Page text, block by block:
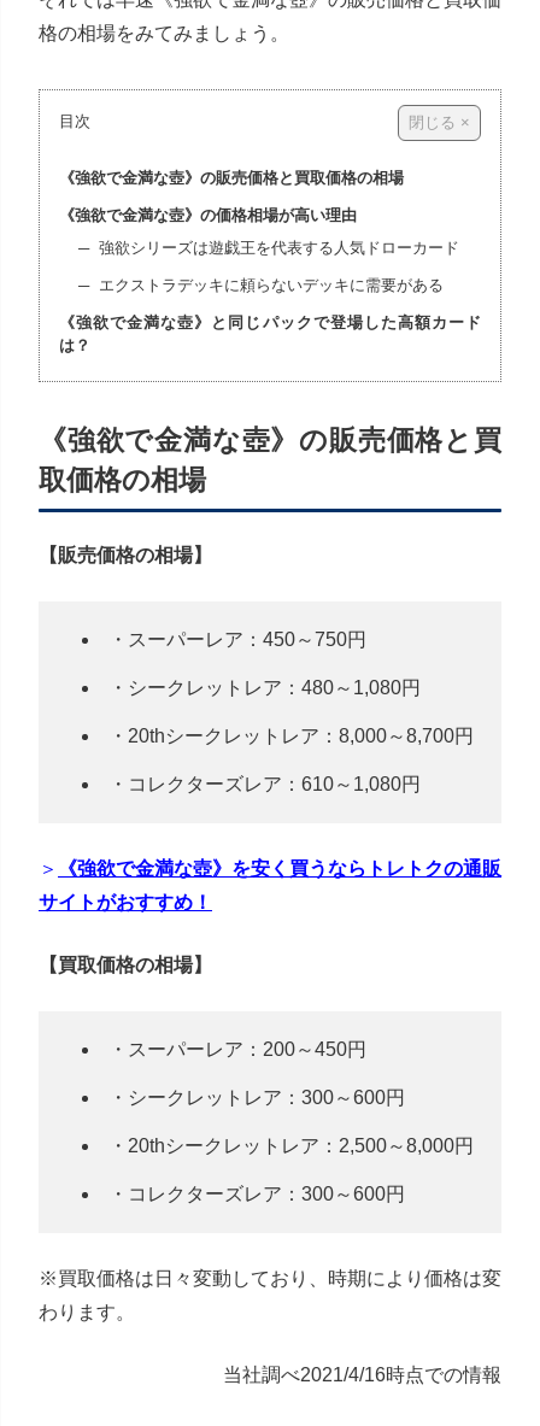
格の相場をみてみましょう。
目次
《強欲で金満な壺》の販売価格と買取価格の相場
《強欲で金満な壺》の価格相場が高い理由
強欲シリーズは遊戯王を代表する人気ドローカード
エクストラデッキに頼らないデッキに需要がある
《強欲で金満な壺》と同じパックで登場した高額カード
は？
《強欲で金満な壺》の販売価格と買
取価格の相場
【販売価格の相場】
・スーパーレア：450～750円
・シークレットレア：480～1,080円
・20thシークレットレア：8,000～8,700円
・コレクターズレア：610～1,080円
＞
《強欲で金満な壺》を安く買うならトレトクの通販
サイトがおすすめ！
【買取価格の相場】
・スーパーレア：200～450円
・シークレットレア：300～600円
・20thシークレットレア：2,500～8,000円
・コレクターズレア：300～600円
※買取価格は日々変動しており、時期により価格は変
わります。
当社調べ2021/4/16時点での情報